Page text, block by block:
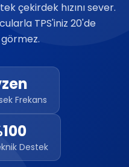
çekirdek hızını sever.
TPS'iniz 20'de
görmez.
Frekans
Destek